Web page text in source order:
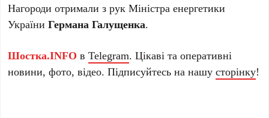
Нагороди отримали з рук Міністра енергетики
УкраїниГермана Галущенка.
Шостка.INFO вTelegram. Цікаві та оперативні
новини, фото, відео. Підписуйтесь на нашусторінку!